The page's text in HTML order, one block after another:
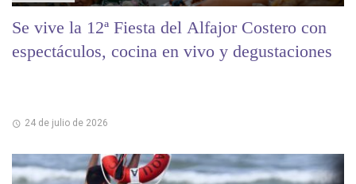
Se vive la 12ª Fiesta del Alfajor Costero con
espectáculos, cocina en vivo y degustaciones
24 de julio de 2026